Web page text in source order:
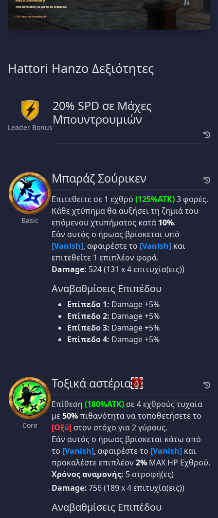
Hattori Hanzo Δεξιότητες
Leader Bonus
20% SPD σε Μάχες
Μπουντρουμιών
Basic
Μπαράζ Σούρικεν
Επιτεθείτε σε 1 εχθρό (125%ATK)3 φορές.
Κάθε χτύπημα θα αυξήσει τη ζημιά του
επόμενου χτυπήματος κατά 10%.
Εάν αυτός ο ήρωας βρίσκεται υπό
[Vanish], αφαιρέστε το [Vanish] και
επιτεθείτε 1 επιπλέον φορά.
Damage: 524 (131 x 4 επιτυχία(εις))
Αναβαθμίσεις Επιπέδου
Επίπεδο 1: Damage +5%
Επίπεδο 2: Damage +5%
Επίπεδο 3: Damage +5%
Επίπεδο 4: Damage +5%
Core
Τοξικά αστέρια
Επίθεση (180%ATK) σε 4 εχθρούς τυχαία
με 50%πιθανότητα να τοποθετήσετε το
[Οξύ] στον στόχο για 2 γύρους.
Εάν αυτός ο ήρωας βρίσκεται κάτω από
το [Vanish], αφαιρέστε το [Vanish] και
προκαλέστε επιπλέον 2% MAX HP Εχθρού.
Χρόνος αναμονής: 5 στροφή(ες)
Damage: 756 (189 x 4 επιτυχία(εις))
Αναβαθμίσεις Επιπέδου